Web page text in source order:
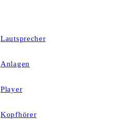
Lautsprecher
Anlagen
Player
Kopfhörer